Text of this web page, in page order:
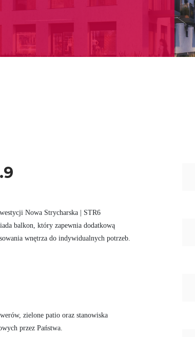
Nowa Strycharska | STR6
balkon, który zapewnia dodatkową
wnętrza do indywidualnych potrzeb.
zielone patio oraz stanowiska